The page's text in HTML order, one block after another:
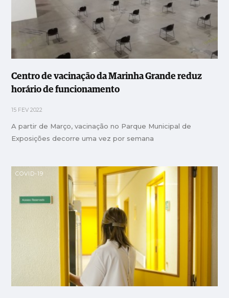
Centro de vacinação da Marinha Grande reduz
horário de funcionamento
15 FEV 2022
A partir de Março, vacinação no Parque Municipal de
Exposições decorre uma vez por semana
COVID-19